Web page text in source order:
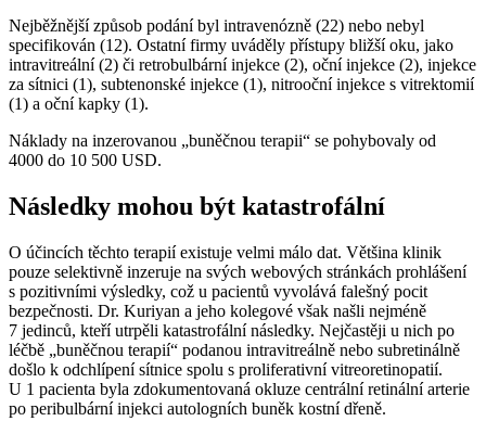
Nejběžnější způsob podání byl intravenózně (22) nebo nebyl
specifikován (12). Ostatní firmy uváděly přístupy bližší oku, jako
intravitreální (2) či retrobulbární injekce (2), oční injekce (2), injekce
za sítnici (1), subtenonské injekce (1), nitrooční injekce s vitrektomií
(1) a oční kapky (1).
Náklady na inzerovanou „buněčnou terapii“ se pohybovaly od
4000 do 10 500 USD.
Následky mohou být katastrofální
O účincích těchto terapií existuje velmi málo dat. Většina klinik
pouze selektivně inzeruje na svých webových stránkách prohlášení
s pozitivními výsledky, což u pacientů vyvolává falešný pocit
bezpečnosti. Dr. Kuriyan a jeho kolegové však našli nejméně
7 jedinců, kteří utrpěli katastrofální následky. Nejčastěji u nich po
léčbě „buněčnou terapií“ podanou intravitreálně nebo subretinálně
došlo k odchlípení sítnice spolu s proliferativní vitreoretinopatií.
U 1 pacienta byla zdokumentovaná okluze centrální retinální arterie
po peribulbární injekci autologních buněk kostní dřeně.